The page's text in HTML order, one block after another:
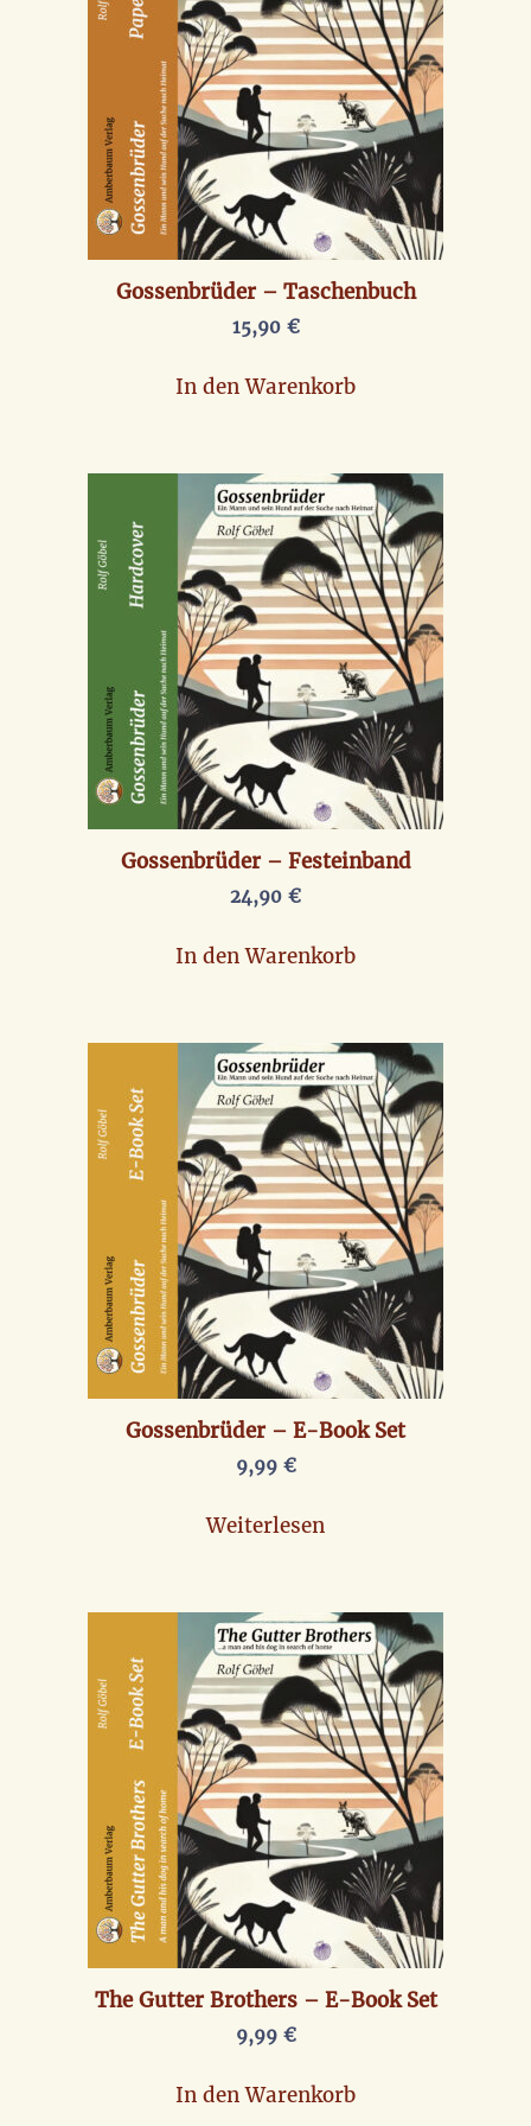
Gossenbrüder – Taschenbuch
15,90 €
In den Warenkorb
Gossenbrüder – Festeinband
24,90 €
In den Warenkorb
Gossenbrüder – E-Book Set
9,99 €
Weiterlesen
The Gutter Brothers – E-Book Set
9,99 €
In den Warenkorb